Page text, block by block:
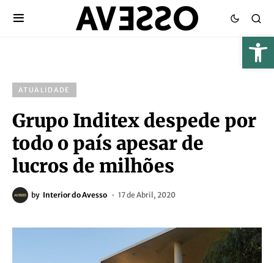
ATUALIDADE
Grupo Inditex despede por
todo o país apesar de
lucros de milhões
by Interior do Avesso 17 de Abril, 2020